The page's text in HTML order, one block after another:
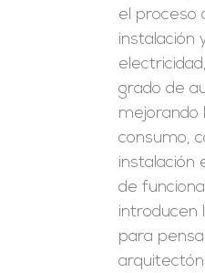
el proceso
instalación
grado de
mejorando
consumo,
instalación
de
introducen
para